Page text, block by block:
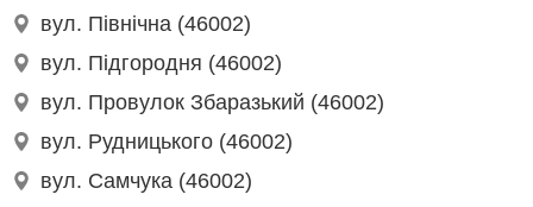
вул. Північна (46002)
вул. Підгородня (46002)
вул. Провулок Збаразький (46002)
вул. Рудницького (46002)
вул. Самчука (46002)